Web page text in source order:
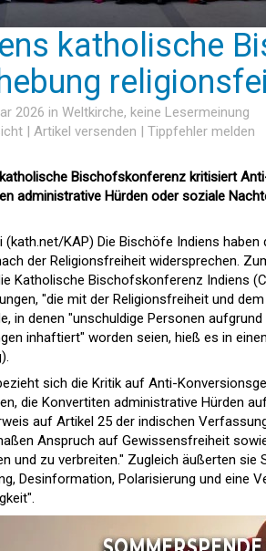
katholische
2026 in Weltkirche, keine Lesermeinung
| Artikel versenden | Tippfehler melden
Bischofskonferenz kritisiert
administrative Hürden oder soziale
(kath.net/KAP) Die Bischöfe Indiens
der Religionsfreiheit widersprechen.
Katholische Bischofskonferenz Indiens
"die mit der Religionsfreiheit und
in denen "unschuldige Personen
inhaftiert" worden seien, hieß es in
sich die Kritik auf Anti-
die Konvertiten administrative Hürden
auf Artikel 25 der indischen
Anspruch auf Gewissensfreiheit
und zu verbreiten." Zugleich äußerten
Desinformation, Polarisierung und eine